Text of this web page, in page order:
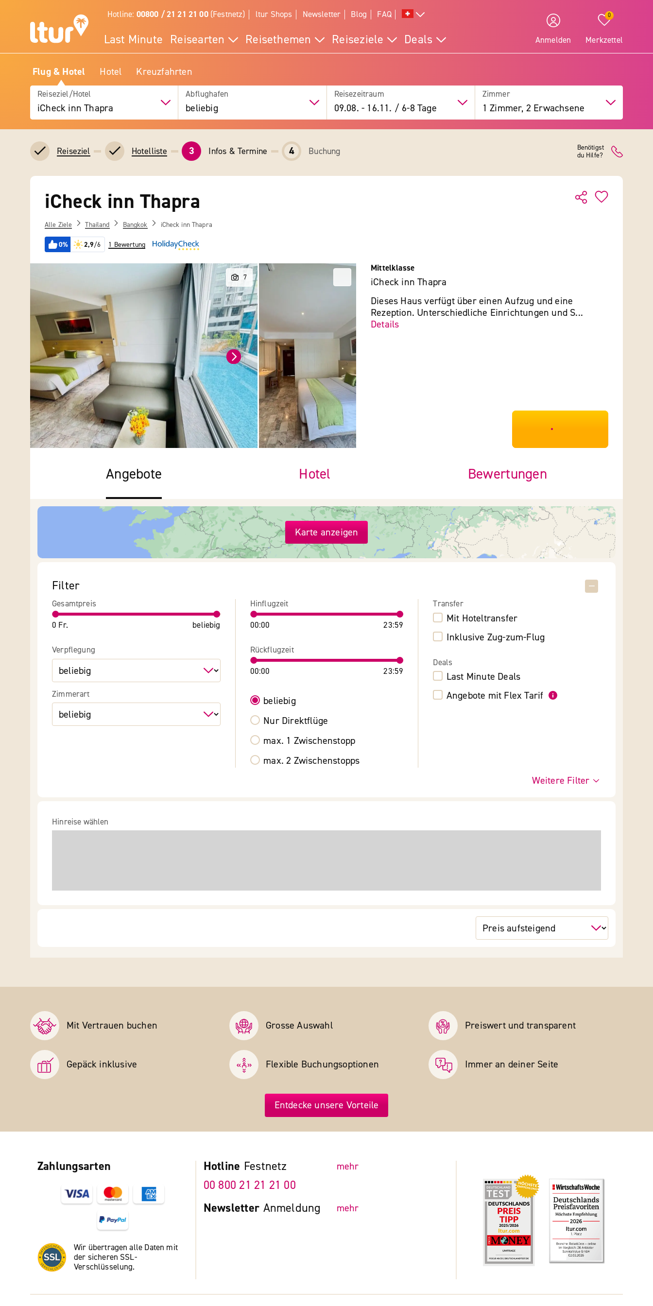
Hotline: 00800 / 21 21 21 00(Festnetz) ltur Shops Newsletter Blog FAQ
Last Minute Reisearten Reisethemen Reiseziele Deals Anmelden
0
Merkzettel
Flug & Hotel Hotel Kreuzfahrten
Reiseziel/Hotel
iCheck inn Thapra
Abflughafen
beliebig
Reisezeitraum
09.08. - 16.11. / 6-8 Tage
Zimmer
1 Zimmer, 2 Erwachsene
Reiseziel Hotelliste 3 Infos & Termine 4 Buchung
Benötigst
du Hilfe?
iCheck inn Thapra
Alle Ziele Thailand Bangkok iCheck inn Thapra
0% 2,9/6 1 Bewertung
Mittelklasse
iCheck inn Thapra
Dieses Haus verfügt über einen Aufzug und eine
Rezeption. Unterschiedliche Einrichtungen und S...
Details
***************
Angebote Hotel Bewertungen
Karte anzeigen
Filter
Gesamtpreis
0 Fr. beliebig
Verpflegung
Zimmerart
Hinflugzeit
00:00 23:59
Rückflugzeit
00:00 23:59
beliebig
Nur Direktflüge
max. 1 Zwischenstopp
max. 2 Zwischenstopps
Transfer
Mit Hoteltransfer
Inklusive Zug-zum-Flug
Deals
Last Minute Deals
Angebote mit Flex Tarif
Weitere Filter
Hinreise wählen
Mit Vertrauen buchen Grosse Auswahl Preiswert und transparent
Gepäck inklusive Flexible Buchungs­optionen Immer an deiner Seite
Entdecke unsere Vorteile
Zahlungsarten
Wir übertragen alle Daten mit
der sicheren SSL-
Verschlüsselung.
Hotline Festnetz mehr
00 800 21 21 21 00
Newsletter Anmeldung mehr